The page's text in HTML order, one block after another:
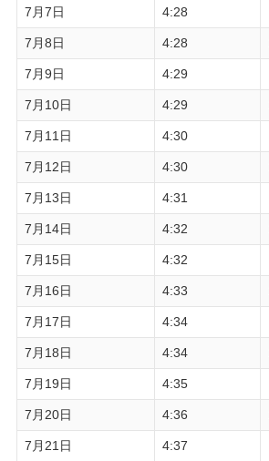
7月7日 4:28
7月8日 4:28
7月9日 4:29
7月10日 4:29
7月11日 4:30
7月12日 4:30
7月13日 4:31
7月14日 4:32
7月15日 4:32
7月16日 4:33
7月17日 4:34
7月18日 4:34
7月19日 4:35
7月20日 4:36
7月21日 4:37